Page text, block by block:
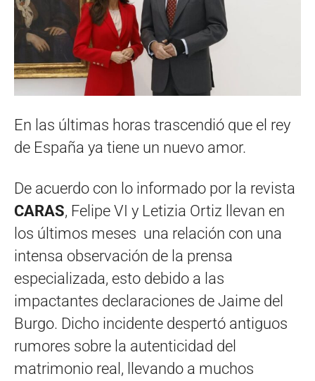
En las últimas horas trascendió que el rey
de España ya tiene un nuevo amor.
De acuerdo con lo informado por la revista
CARAS, Felipe VI y Letizia Ortiz llevan en
los últimos meses una relación con una
intensa observación de la prensa
especializada, esto debido a las
impactantes declaraciones de Jaime del
Burgo. Dicho incidente despertó antiguos
rumores sobre la autenticidad del
matrimonio real, llevando a muchos